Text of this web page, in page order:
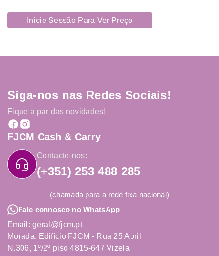
Inicie Sessão Para Ver Preço
Siga-nos nas Redes Sociais!
Fique a par das novidades!
FJCM Cash & Carry
Contacte-nos:
(+351) 253 488 285
(chamada para a rede fixa nacional)
Fale connosco no WhatsApp
Email: geral@fjcm.pt
Morada: Edifício FJCM - Rua 25 Abril
N.306, 1º/2º piso 4815-647 Vizela